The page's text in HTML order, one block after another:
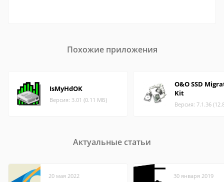
Похожие приложения
IsMyHdOK
Версия: 3.01 (0.11 МБ)
O&O SSD
Kit
Версия: 7.1.36
Актуальные статьи
20 мая 2022 30 января 2019